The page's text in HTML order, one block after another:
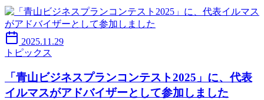
2025.11.29
トピックス
「青山ビジネスプランコンテスト2025」に、代表
イルマスがアドバイザーとして参加しました